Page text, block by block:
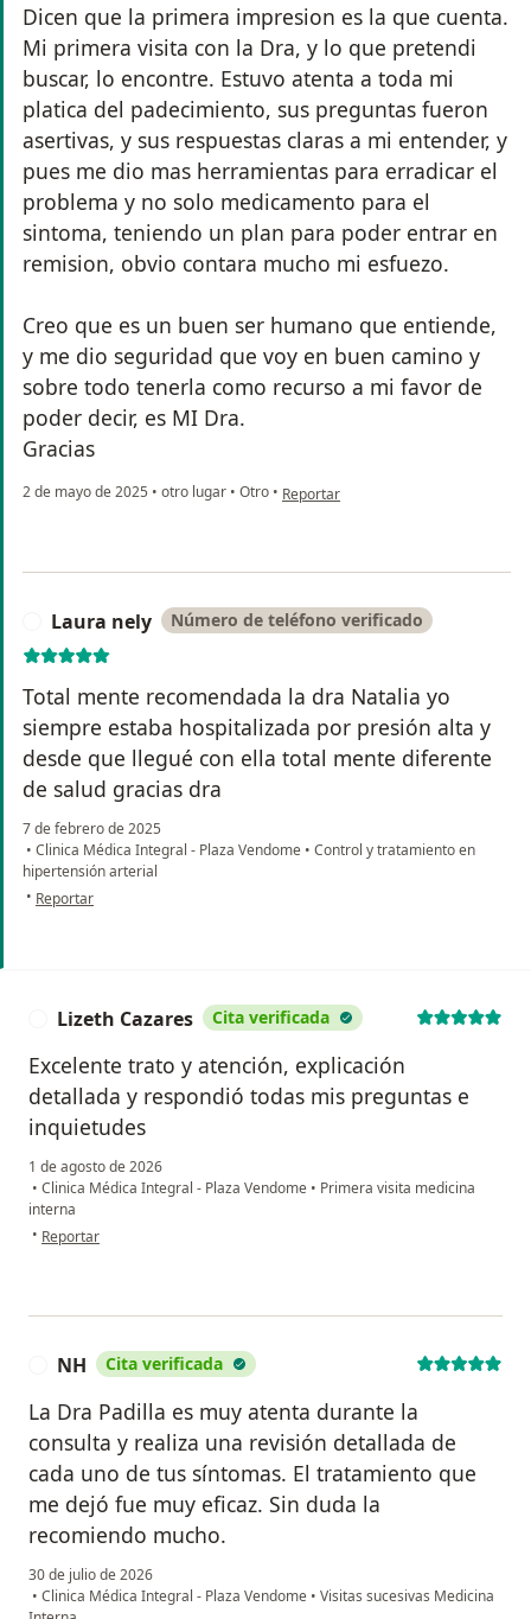
Dicen que la primera impresion es la que cuenta.
Mi primera visita con la Dra, y lo que pretendi
buscar, lo encontre. Estuvo atenta a toda mi
platica del padecimiento, sus preguntas fueron
asertivas, y sus respuestas claras a mi entender, y
pues me dio mas herramientas para erradicar el
problema y no solo medicamento para el
sintoma, teniendo un plan para poder entrar en
remision, obvio contara mucho mi esfuezo.
Creo que es un buen ser humano que entiende,
y me dio seguridad que voy en buen camino y
sobre todo tenerla como recurso a mi favor de
poder decir, es MI Dra.
Gracias
2 de mayo de 2025 • otro lugar • Otro • en opinión del usuario EM
Reportar
Laura nely Número de teléfono verificado
Total mente recomendada la dra Natalia yo
siempre estaba hospitalizada por presión alta y
desde que llegué con ella total mente diferente
de salud gracias dra
7 de febrero de 2025
• Clinica Médica Integral - Plaza Vendome • Control y tratamiento en
hipertensión arterial
• en opinión del usuario Laura nely
Reportar
Lizeth Cazares Cita verificada
Excelente trato y atención, explicación
detallada y respondió todas mis preguntas e
inquietudes
1 de agosto de 2026
• Clinica Médica Integral - Plaza Vendome • Primera visita medicina
interna
• en opinión del usuario Lizeth Cazares
Reportar
NH Cita verificada
La Dra Padilla es muy atenta durante la
consulta y realiza una revisión detallada de
cada uno de tus síntomas. El tratamiento que
me dejó fue muy eficaz. Sin duda la
recomiendo mucho.
30 de julio de 2026
• Clinica Médica Integral - Plaza Vendome • Visitas sucesivas Medicina